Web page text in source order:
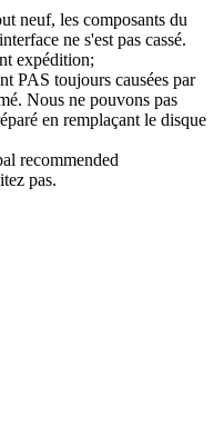
neuf, les composants du
ne s'est pas cassé.
expédition;
PAS toujours causées par
Nous ne pouvons pas
en remplaçant le disque
recommended
pas.